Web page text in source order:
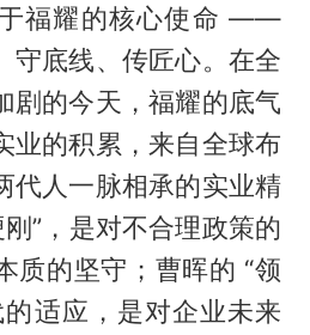
福耀的核心使命 ——
守底线、传匠心。在全
剧的今天，福耀的底气
业的积累，来自全球布
代人一脉相承的实业精
”，是对不合理政策的
质的坚守；曹晖的 “领
适应，是对企业未来